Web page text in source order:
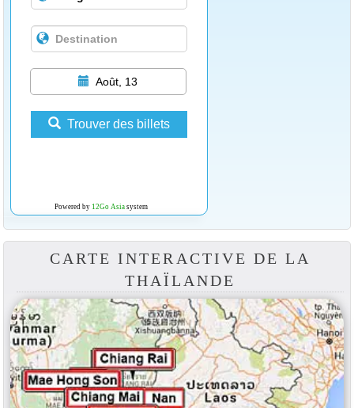
Août, 13
Trouver des billets
Powered by 12Go Asiasystem
CARTE INTERACTIVE DE LA
THAÏLANDE